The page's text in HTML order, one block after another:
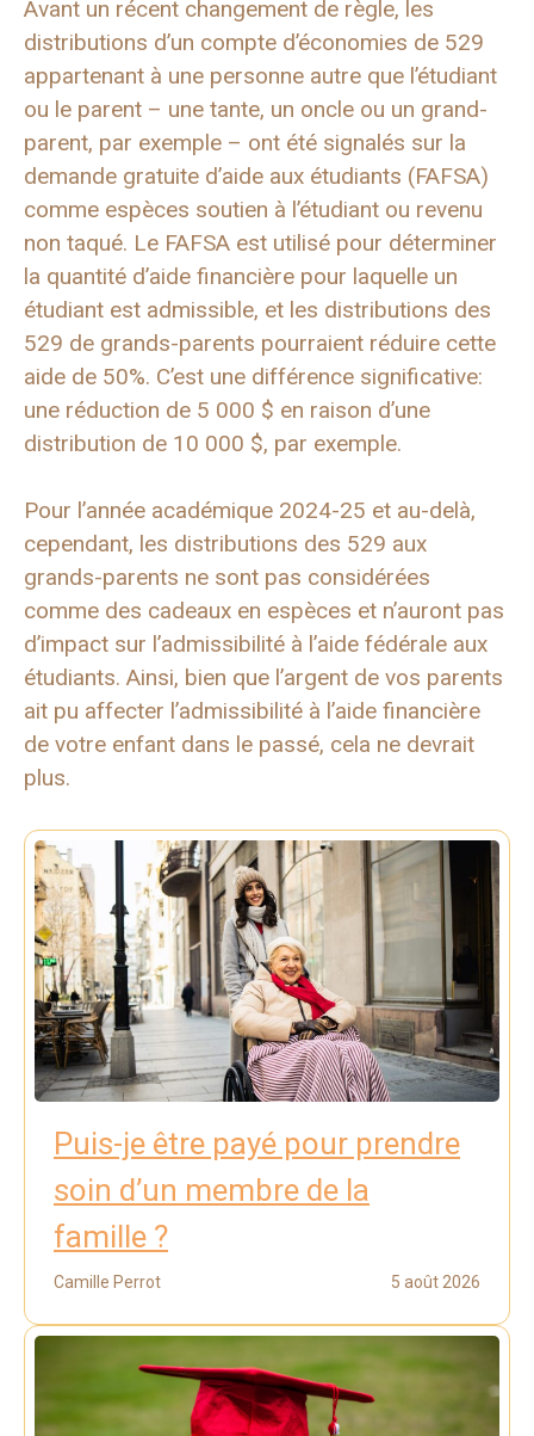
Avant un récent changement de règle, les
distributions d’un compte d’économies de 529
appartenant à une personne autre que l’étudiant
ou le parent – une tante, un oncle ou un grand-
parent, par exemple – ont été signalés sur la
demande gratuite d’aide aux étudiants (FAFSA)
comme espèces soutien à l’étudiant ou revenu
non taqué. Le FAFSA est utilisé pour déterminer
la quantité d’aide financière pour laquelle un
étudiant est admissible, et les distributions des
529 de grands-parents pourraient réduire cette
aide de 50%. C’est une différence significative:
une réduction de 5 000 $ en raison d’une
distribution de 10 000 $, par exemple.
Pour l’année académique 2024-25 et au-delà,
cependant, les distributions des 529 aux
grands-parents ne sont pas considérées
comme des cadeaux en espèces et n’auront pas
d’impact sur l’admissibilité à l’aide fédérale aux
étudiants. Ainsi, bien que l’argent de vos parents
ait pu affecter l’admissibilité à l’aide financière
de votre enfant dans le passé, cela ne devrait
plus.
Puis-je être payé pour prendre
soin d’un membre de la
famille ?
Camille Perrot 5 août 2026